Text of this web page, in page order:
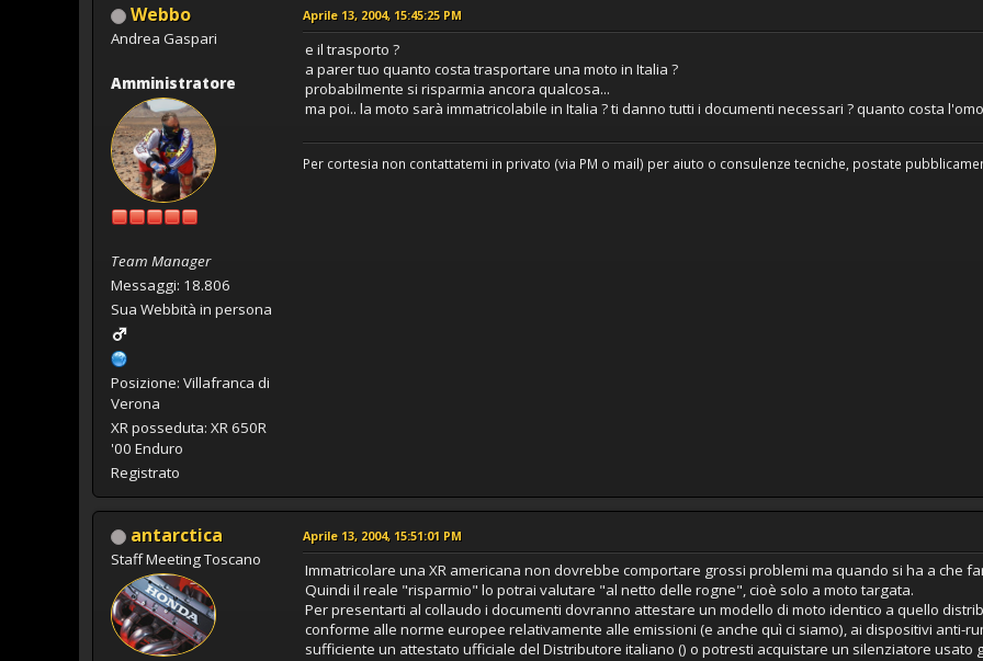
Webbo
Andrea Gaspari
Amministratore
Team Manager
Messaggi: 18.806
Sua Webbità in persona
Posizione: Villafranca di
Verona
XR posseduta: XR 650R
'00 Enduro
Registrato
Aprile 13, 2004, 15:45:25 PM
e il trasporto ?
a parer tuo quanto costa trasportare una moto in Italia ?
probabilmente si risparmia ancora qualcosa...
ma poi.. la moto sarà immatricolabile in Italia ? ti danno tutti i documenti necessari ? quanto costa
Per cortesia non contattatemi in privato (via PM o mail) per aiuto o consulenze tecniche, postate
antarctica
Staff Meeting Toscano
Aprile 13, 2004, 15:51:01 PM
Immatricolare una XR americana non dovrebbe comportare grossi problemi ma quando si ha a che
Quindi il reale "risparmio" lo potrai valutare "al netto delle rogne", cioè solo a moto targata.
Per presentarti al collaudo i documenti dovranno attestare un modello di moto identico a quello
conforme alle norme europee relativamente alle emissioni (e anche quì ci siamo), ai dispositivi anti-
sufficiente un attestato ufficiale del Distributore italiano () o potresti acquistare un silenziatore